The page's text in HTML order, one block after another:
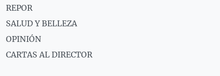
REPOR
SALUD Y BELLEZA
OPINIÓN
CARTAS AL DIRECTOR